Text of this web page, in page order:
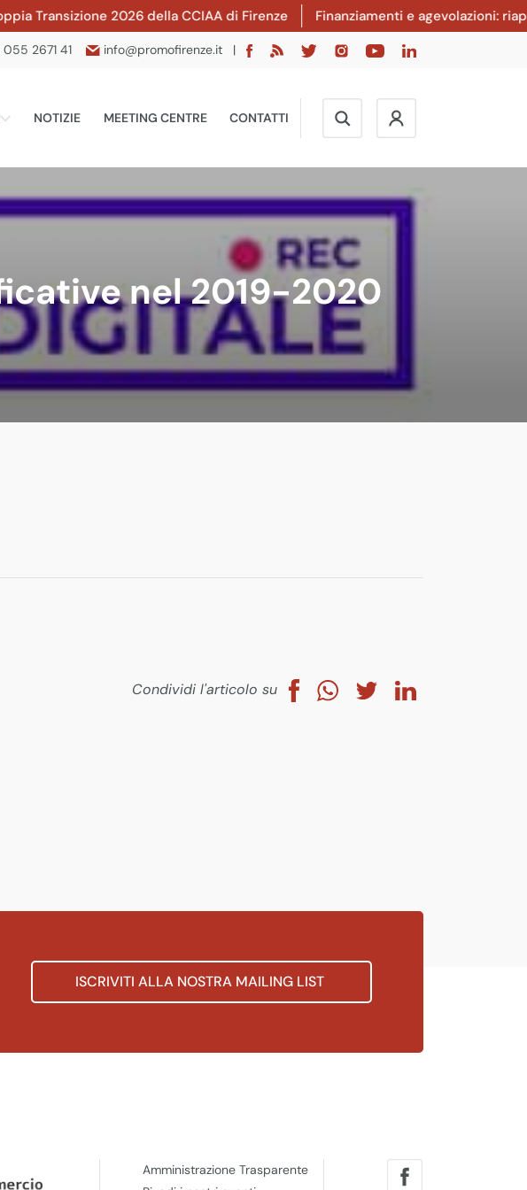
2026 della CCIAA di Firenze Finanziamenti e agevolazioni:
2671 41 info@promofirenze.it |
NOTIZIE MEETING CENTRE CONTATTI
nel 2019-2020
Condividi l'articolo su
ISCRIVITI ALLA NOSTRA MAILING LIST
Amministrazione Trasparente